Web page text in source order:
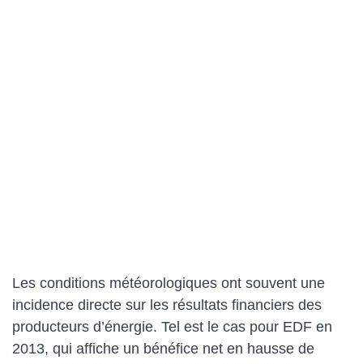
Les conditions météorologiques ont souvent une
incidence directe sur les résultats financiers des
producteurs d’énergie. Tel est le cas pour EDF en
2013, qui affiche un bénéfice net en hausse de